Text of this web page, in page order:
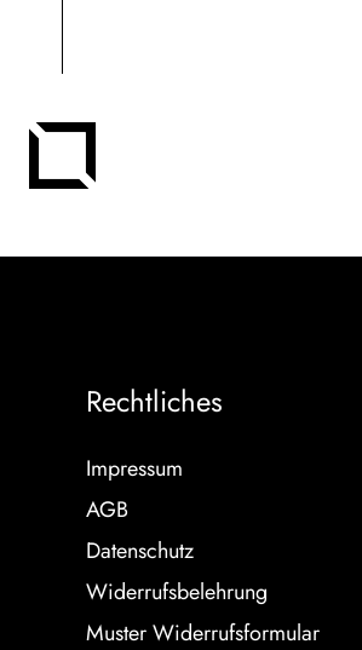
Rechtliches
Impressum
AGB
Datenschutz
Widerrufsbelehrung
Muster Widerrufsformular